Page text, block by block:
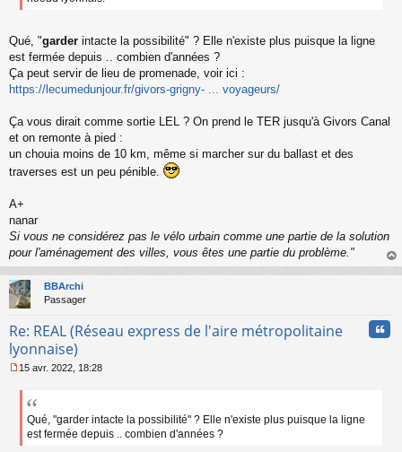
u
Qué, "garder intacte la possibilité" ? Elle n'existe plus puisque la ligne
est fermée depuis .. combien d'années ?
Ça peut servir de lieu de promenade, voir ici :
https://lecumedunjour.fr/givors-grigny- ... voyageurs/
Ça vous dirait comme sortie LEL ? On prend le TER jusqu'à Givors Canal
et on remonte à pied :
un chouia moins de 10 km, même si marcher sur du ballast et des
traverses est un peu pénible.
A+
nanar
Si vous ne considérez pas le vélo urbain comme une partie de la solution
pour l'aménagement des villes, vous êtes une partie du problème."
au
BBArchi
Passager
Re: REAL (Réseau express de l'aire métropolitaine
lyonnaise)
e
g
15 avr. 2022, 18:28
Qué, "garder intacte la possibilité" ? Elle n'existe plus puisque la ligne
est fermée depuis .. combien d'années ?